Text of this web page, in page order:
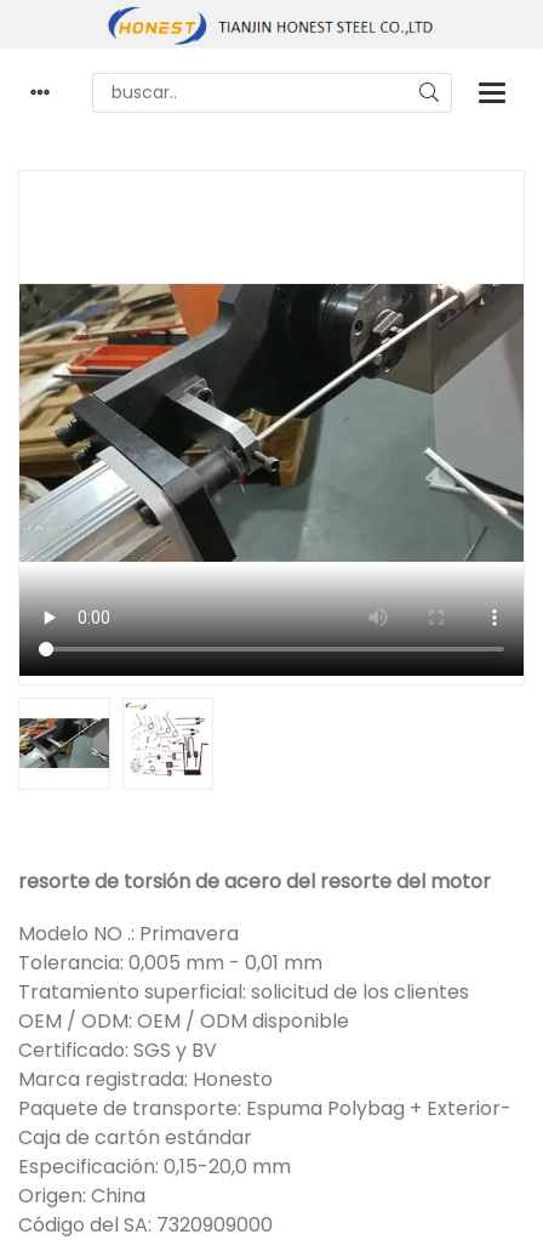
resorte de torsión de acero del resorte del motor
Modelo NO .: Primavera
Tolerancia: 0,005 mm - 0,01 mm
Tratamiento superficial: solicitud de los clientes
OEM / ODM: OEM / ODM disponible
Certificado: SGS y BV
Marca registrada: Honesto
Paquete de transporte: Espuma Polybag + Exterior-
Caja de cartón estándar
Especificación: 0,15-20,0 mm
Origen: China
Código del SA: 7320909000